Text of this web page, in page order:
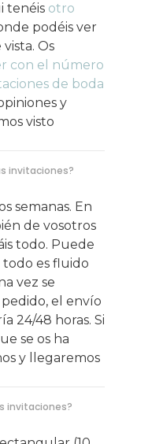
tenéis otro
podéis ver
Os
con el número
de boda
y
visto
invitaciones?
semanas. En
de vosotros
todo. Puede
todo es fluido
vez se
el envío
24/48 horas. Si
se os ha
y llegaremos
invitaciones?